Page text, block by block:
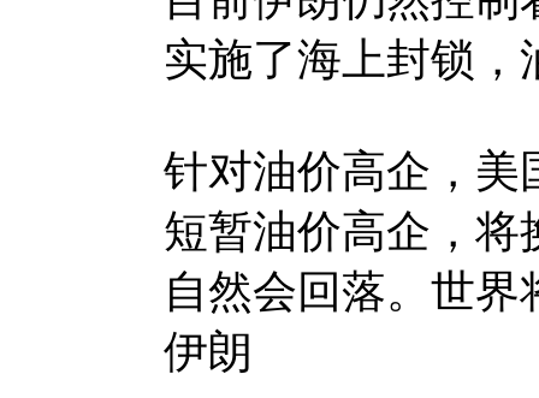
实施了海上封锁，
针对油价高企，美
短暂油价高企，将
自然会回落。世
伊朗